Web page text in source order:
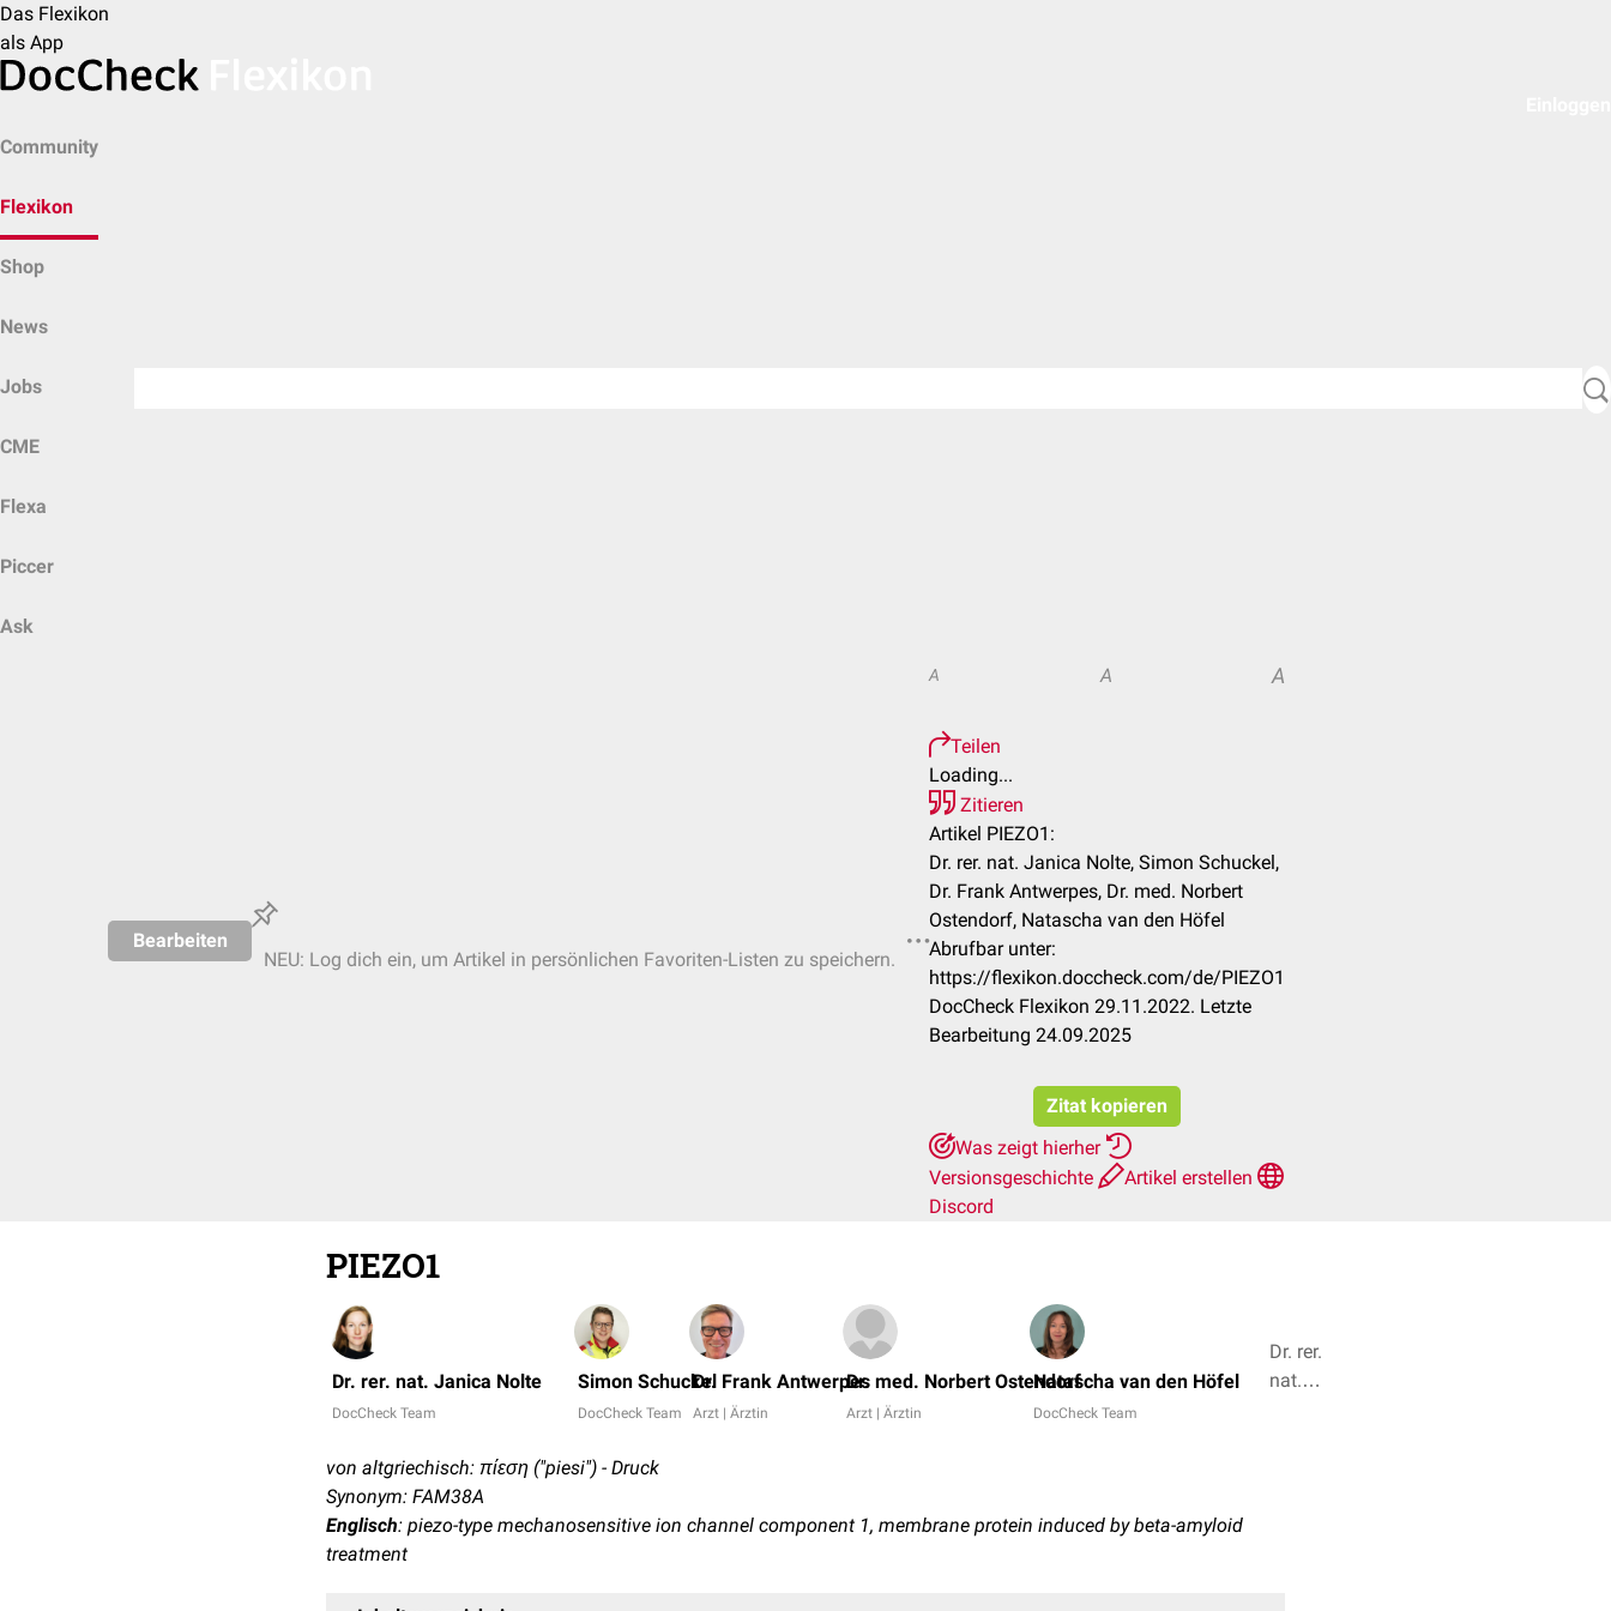
Das Flexikon
als App
Community
Flexikon
Shop
News
Jobs
CME
Flexa
Piccer
Ask
Bearbeiten
NEU: Log dich ein, um Artikel in persönlichen Favoriten-Listen zu speichern.
A A A
Teilen
Loading...
Zitieren
Artikel PIEZO1:
Dr. rer. nat. Janica Nolte, Simon Schuckel,
Dr. Frank Antwerpes, Dr. med. Norbert
Ostendorf, Natascha van den Höfel
Abrufbar unter:
https://flexikon.doccheck.com/de/PIEZO1
DocCheck Flexikon 29.11.2022. Letzte
Bearbeitung 24.09.2025
Zitat kopieren
Was zeigt hierher
Versionsgeschichte
Artikel erstellen
Discord
PIEZO1
Dr. rer. nat. Janica Nolte
DocCheck Team
Simon Schuckel
DocCheck Team
Dr. Frank Antwerpes
Arzt | Ärztin
Dr. med. Norbert Ostendorf
Arzt | Ärztin
Natascha van den Höfel
DocCheck Team
Dr. rer.
nat.
von altgriechisch: πίεση ("piesi") - Druck
Synonym: FAM38A
Englisch: piezo-type mechanosensitive ion channel component 1, membrane protein induced by beta-amyloid
treatment